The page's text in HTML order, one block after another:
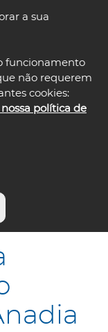
a sua
funcionamento
não requerem
cookies:
política de
language
de Anadia